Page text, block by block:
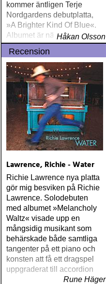
kommer äntligen Terje
Nordgardens debutplatta,
»A Brighter Kind Of Blue«.
Albumet är nära, enkelt och
ärligt och handlar om
upplevelser och historier
från en ung mans liv
Håkan Olsson
Recension
Lawrence, Richie - Water
Richie Lawrence nya platta
gör mig besviken på Richie
Lawrence. Solodebuten
med albumet »Melancholy
Waltz« visade upp en
mångsidig musikant som
behärskade både samtliga
tangenter på ett piano och
konsten att få ett dragspel
uppgraderat till accordion
Rune Häger